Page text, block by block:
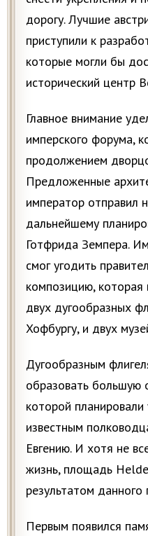
дорогу. Лучшие
приступили к
которые могли бы
исторический центр
Главное внимание
имперского форума,
продолжением
Предложенные
император отправил
дальнейшему
Готфрида Земпера.
смог угодить
композицию, которая
двух дугообразных
Хофбургу, и двух
Дугообразным
образовать большую
которой
известным
Евгению. И хотя не
жизнь, площадь
результатом данного
Первым появился